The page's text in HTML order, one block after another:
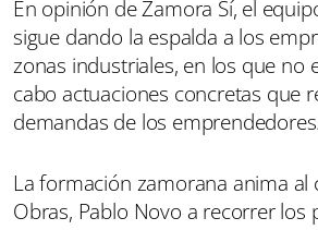
En opinión de Zamora Sí, el
sigue dando la espalda a los
zonas industriales, en los que no
cabo actuaciones concretas que
demandas de los emprendedores.
La formación zamorana anima al
Obras, Pablo Novo a recorrer los